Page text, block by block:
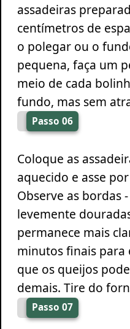
assadeiras
centímetros de
o polegar ou o
pequena, faça um
meio de cada
fundo, mas sem
Passo 06
Coloque as
aquecido e asse
Observe as bordas
levemente
permanece mais
minutos finais para
que os queijos
demais. Tire do
Passo 07